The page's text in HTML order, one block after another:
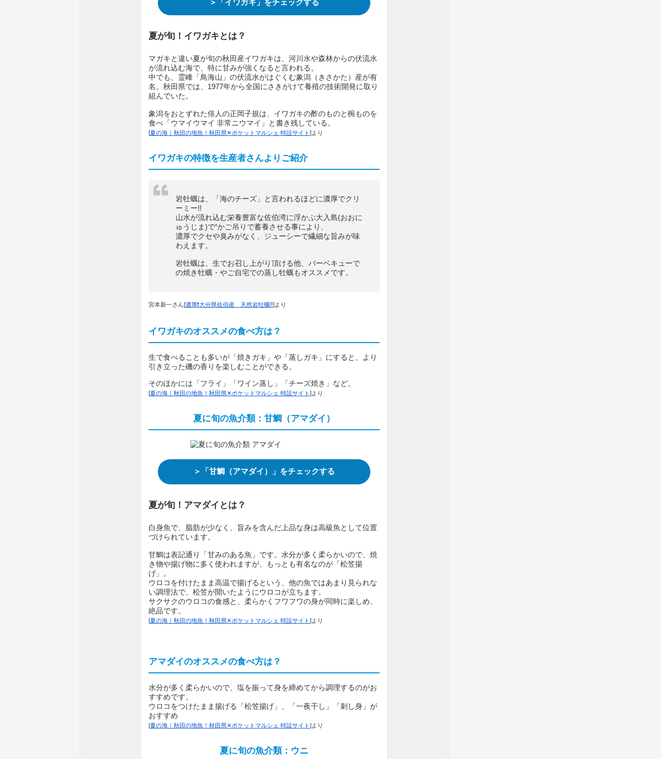
＞「イワガキ」をチェックする
夏が旬！イワガキとは？
マガキと違い夏が旬の秋田産イワガキは、河川水や森林からの伏流水
が流れ込む海で、特に甘みが強くなると言われる。
中でも、霊峰「鳥海山」の伏流水がはぐくむ象潟（きさかた）産が有
名。秋田県では、1977年から全国にさきがけて養殖の技術開発に取り
組んでいた。
象潟をおとずれた俳人の正岡子規は、イワガキの酢のものと椀ものを
食べ「ウマイウマイ 非常ニウマイ」と書き残している。
[夏の海｜秋田の地魚！秋田県✕ポケットマルシェ 特設サイト ]より
イワガキの特徴を生産者さんよりご紹介
岩牡蠣は、「海のチーズ」と言われるほどに濃厚でクリ
ーミー!!
山水が流れ込む栄養豊富な佐伯湾に浮かぶ大入島(おおに
ゅうじま)で“かご吊りで蓄養させる事により、
濃厚でクセや臭みがなく、ジューシーで繊細な旨みが味
わえます。
岩牡蠣は、生でお召し上がり頂ける他、バーベキューで
の焼き牡蠣・やご自宅での蒸し牡蠣もオススメです。
宮本新一さん[濃厚❗️大分県佐伯産 天然岩牡蠣‼️]より
イワガキのオススメの食べ方は？
生で食べることも多いが「焼きガキ」や「蒸しガキ」にすると、より
引き立った磯の香りを楽しむことができる。
そのほかには「フライ」「ワイン蒸し」「チーズ焼き」など。
[夏の海｜秋田の地魚！秋田県✕ポケットマルシェ 特設サイト ]より
夏に旬の魚介類：甘鯛（アマダイ）
＞「甘鯛（アマダイ）」をチェックする
夏が旬！アマダイとは？
白身魚で、脂肪が少なく、旨みを含んだ上品な身は高級魚として位置
づけられています。
甘鯛は表記通り「甘みのある魚」です。水分が多く柔らかいので、焼
き物や揚げ物に多く使われますが、もっとも有名なのが「松笠揚
げ」。
ウロコを付けたまま高温で揚げるという、他の魚ではあまり見られな
い調理法で、松笠が開いたようにウロコが立ちます。
サクサクのウロコの食感と、柔らかくフワフワの身が同時に楽しめ、
絶品です。
[夏の海｜秋田の地魚！秋田県✕ポケットマルシェ 特設サイト ]より
アマダイのオススメの食べ方は？
水分が多く柔らかいので、塩を振って身を締めてから調理するのがお
すすめです。
ウロコをつけたまま揚げる「松笠揚げ」、「一夜干し」「刺し身」が
おすすめ
[夏の海｜秋田の地魚！秋田県✕ポケットマルシェ 特設サイト ]より
夏に旬の魚介類：ウニ